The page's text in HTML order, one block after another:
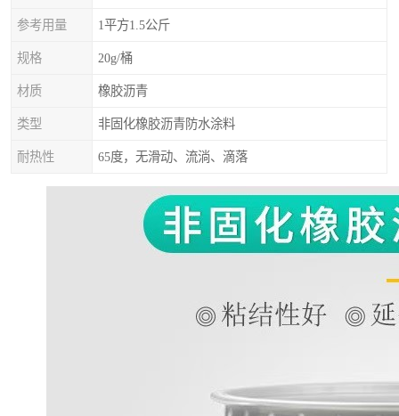
参考用量 1平方1.5公斤
规格 20g/桶
材质 橡胶沥青
类型 非固化橡胶沥青防水涂料
耐热性 65度，无滑动、流淌、滴落